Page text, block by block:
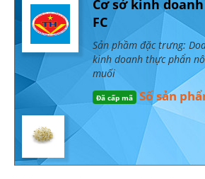
Cơ sở kinh
FC
Sản phầm đặc trưng:
kinh doanh thực phẩn
muối
Đã cấp mã Số sản